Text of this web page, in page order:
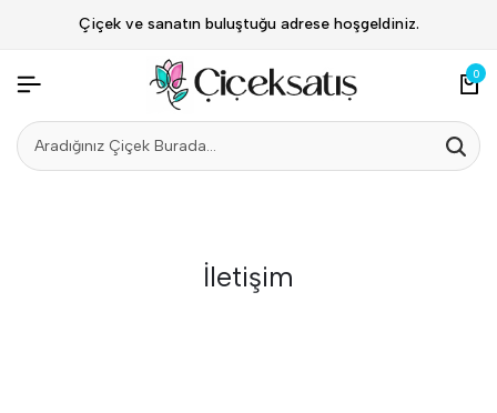
Çiçek ve sanatın buluştuğu adrese hoşgeldiniz.
0
İletişim